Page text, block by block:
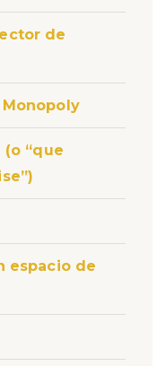
de
“que
espacio de